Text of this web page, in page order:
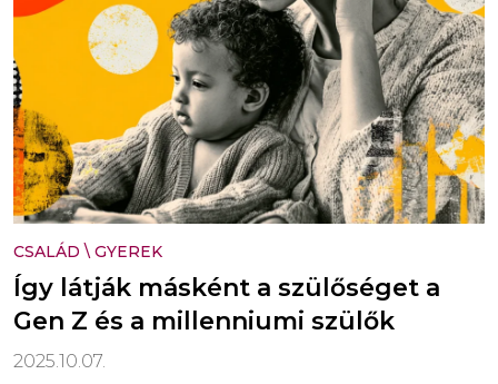
CSALÁD \ GYEREK
Így látják másként a szülőséget a
Gen Z és a millenniumi szülők
2025.10.07.